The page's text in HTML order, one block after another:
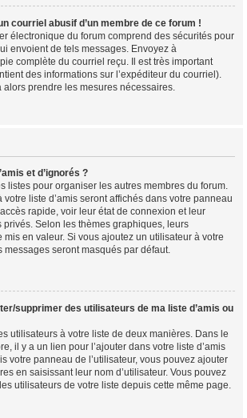
courriel abusif d’un membre de ce forum !
électronique du forum comprend des sécurités pour
envoient de tels messages. Envoyez à
complète du courriel reçu. Il est très important
des informations sur l’expéditeur du courriel).
alors prendre les mesures nécessaires.
et d’ignorés ?
listes pour organiser les autres membres du forum.
votre liste d’amis seront affichés dans votre panneau
rapide, voir leur état de connexion et leur
privés. Selon les thèmes graphiques, leurs
mis en valeur. Si vous ajoutez un utilisateur à votre
messages seront masqués par défaut.
supprimer des utilisateurs de ma liste d’amis ou
utilisateurs à votre liste de deux manières. Dans le
il y a un lien pour l’ajouter dans votre liste d’amis
votre panneau de l’utilisateur, vous pouvez ajouter
en saisissant leur nom d’utilisateur. Vous pouvez
utilisateurs de votre liste depuis cette même page.